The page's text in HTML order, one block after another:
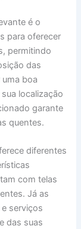
é o
para oferecer
permitindo
das
boa
localização
garante
quentes.
diferentes
com telas
Já as
serviços
das suas